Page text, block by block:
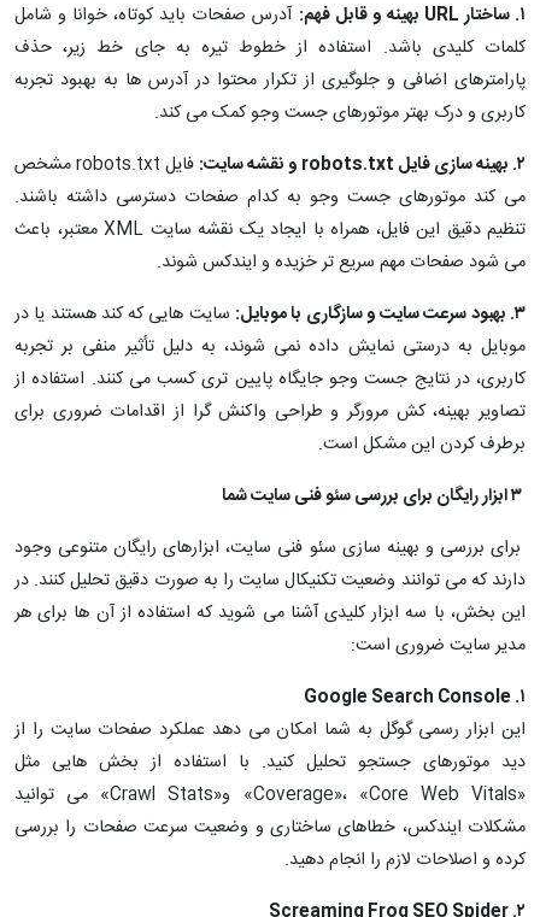
۱. ساختار URL بهینه و قابل فهم:
آدرس صفحات باید کوتاه، خوانا و شامل
کلمات کلیدی باشد. استفاده از خطوط تیره به جای خط زیر، حذف
پارامترهای اضافی و جلوگیری از تکرار محتوا در آدرس ها به بهبود تجربه
کاربری و درک بهتر موتورهای جست وجو کمک می کند.
۲. بهینه سازی فایل robots.txt و نقشه سایت:
فایل robots.txt مشخص
می کند موتورهای جست وجو به کدام صفحات دسترسی داشته باشند.
تنظیم دقیق این فایل، همراه با ایجاد یک نقشه سایت XML معتبر، باعث
می شود صفحات مهم سریع تر خزیده و ایندکس شوند.
۳. بهبود سرعت سایت و سازگاری با موبایل:
سایت هایی که کند هستند یا در
موبایل به درستی نمایش داده نمی شوند، به دلیل تأثیر منفی بر تجربه
کاربری، در نتایج جست وجو جایگاه پایین تری کسب می کنند. استفاده از
تصاویر بهینه، کش مرورگر و طراحی واکنش گرا از اقدامات ضروری برای
برطرف کردن این مشکل است.
برای بررسی و بهینه سازی سئو فنی سایت، ابزارهای رایگان متنوعی وجود
دارند که می توانند وضعیت تکنیکال سایت را به صورت دقیق تحلیل کنند. در
این بخش، با سه ابزار کلیدی آشنا می شوید که استفاده از آن ها برای هر
مدیر سایت ضروری است:
۱. Google Search Console
این ابزار رسمی گوگل به شما امکان می دهد عملکرد صفحات سایت را از
دید موتورهای جستجو تحلیل کنید. با استفاده از بخش هایی مثل
«Coverage»، «Core Web Vitals» و«Crawl Stats» می توانید
مشکلات ایندکس، خطاهای ساختاری و وضعیت سرعت صفحات را بررسی
کرده و اصلاحات لازم را انجام دهید.